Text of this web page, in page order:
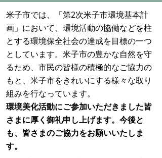
米子市では、「第2次米子市環境基本計
画」において、環境活動の協働などを柱
とする環境保全社会の達成を目標の一つ
としています。米子市の豊かな自然を守
るため、市民の皆様の積極的なご協力の
もと、米子市をきれいにする様々な取り
組みを行なっています。
環境美化活動にご参加いただきました皆
さまに厚く御礼申し上げます。今後と
も、皆さまのご協力をお願いいたしま
す。